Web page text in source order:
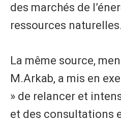
des marchés de
ressources naturelles.
La même source,
M.Arkab, a mis en
» de relancer et
et des consultations